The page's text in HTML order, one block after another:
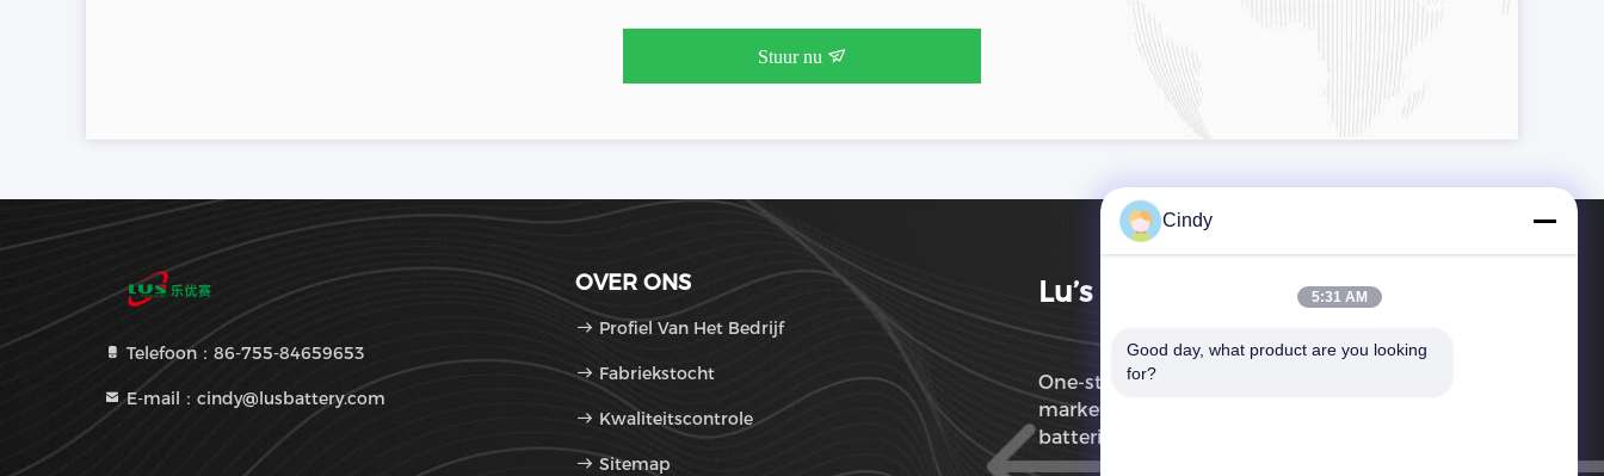
Stuur nu
Telefoon：86-755-84659653
E-mail：cindy@lusbattery.com
OVER ONS
Profiel Van Het Bedrijf
Fabriekstocht
Kwaliteitscontrole
Sitemap
Lu’s Technology Co., Limited
One-stop dienst van R&D, productie, en
marketing van allerlei batterijen en
batterijpakken.
Cindy
5:31 AM
Good day, what product are you looking
for?